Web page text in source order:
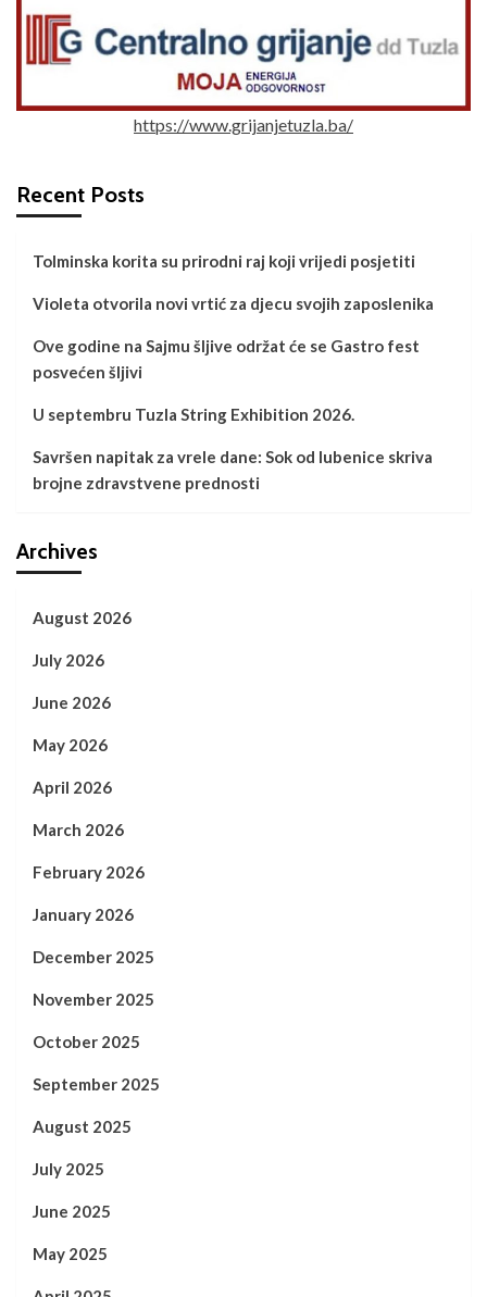
https://www.grijanjetuzla.ba/
Recent Posts
Tolminska korita su prirodni raj koji vrijedi posjetiti
Violeta otvorila novi vrtić za djecu svojih zaposlenika
Ove godine na Sajmu šljive održat će se Gastro fest
posvećen šljivi
U septembru Tuzla String Exhibition 2026.
Savršen napitak za vrele dane: Sok od lubenice skriva
brojne zdravstvene prednosti
Archives
August 2026
July 2026
June 2026
May 2026
April 2026
March 2026
February 2026
January 2026
December 2025
November 2025
October 2025
September 2025
August 2025
July 2025
June 2025
May 2025